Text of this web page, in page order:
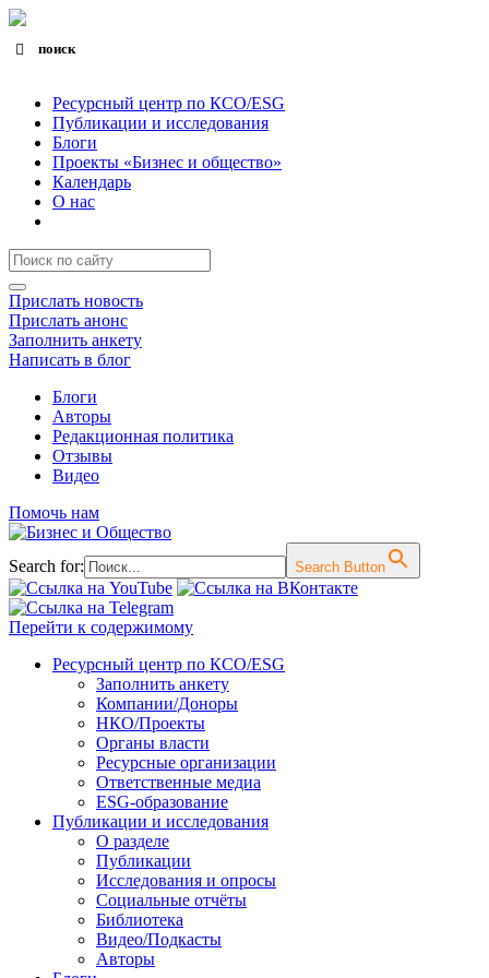
поиск
Ресурсный центр по КСО/ESG
Публикации и исследования
Блоги
Проекты «Бизнес и общество»
Календарь
О нас
Прислать новость
Прислать анонс
Заполнить анкету
Написать в блог
Блоги
Авторы
Редакционная политика
Отзывы
Видео
Помочь нам
Search for: Search Button
Перейти к содержимому
Ресурсный центр по КСО/ESG
Заполнить анкету
Компании/Доноры
НКО/Проекты
Органы власти
Ресурсные организации
Ответственные медиа
ESG-образование
Публикации и исследования
О разделе
Публикации
Исследования и опросы
Социальные отчёты
Библиотека
Видео/Подкасты
Авторы